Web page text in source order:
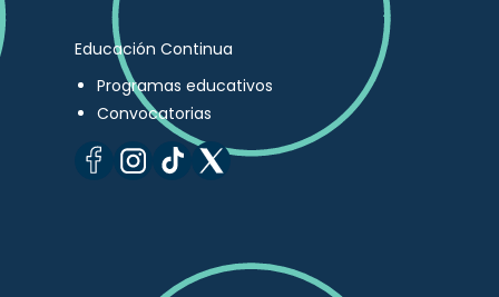
Educación Continua
Programas educativos
Convocatorias